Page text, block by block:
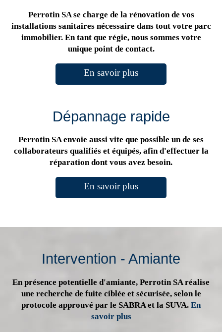
Perrotin SA se charge de la rénovation de vos
installations sanitaires nécessaire dans tout votre parc
immobilier. En tant que régie, nous sommes votre
unique point de contact.
En savoir plus
Dépannage rapide
Perrotin SA envoie aussi vite que possible un de ses
collaborateurs qualifiés et équipés, afin d'effectuer la
réparation dont vous avez besoin.
En savoir plus
Intervention - Amiante
En présence potentielle d'amiante, Perrotin SA réalise
une recherche de fuite ciblée et sécurisée, selon le
protocole approuvé par le SABRA et la SUVA. En
savoir plus